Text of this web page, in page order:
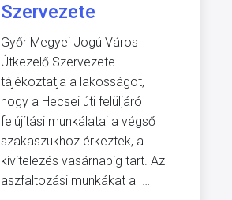
Szervezete
Győr Megyei Jogú Város
Útkezelő Szervezete
tájékoztatja a lakosságot,
hogy a Hecsei úti felüljáró
felújítási munkálatai a végső
szakaszukhoz érkeztek, a
kivitelezés vasárnapig tart. Az
aszfaltozási munkákat a […]